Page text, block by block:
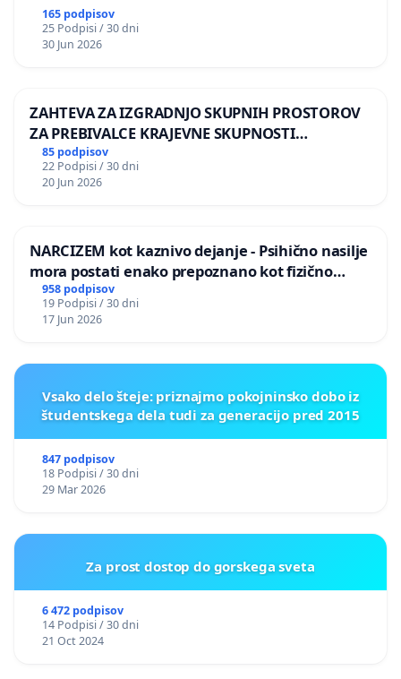
165 podpisov
25 Podpisi / 30 dni
30 Jun 2026
ZAHTEVA ZA IZGRADNJO SKUPNIH PROSTOROV
ZA PREBIVALCE KRAJEVNE SKUPNOSTI
PRESTRANEK
85 podpisov
22 Podpisi / 30 dni
20 Jun 2026
NARCIZEM kot kaznivo dejanje - Psihično nasilje
mora postati enako prepoznano kot fizično
nasilje
958 podpisov
19 Podpisi / 30 dni
17 Jun 2026
Vsako delo šteje: priznajmo pokojninsko dobo iz
študentskega dela tudi za generacijo pred 2015
847 podpisov
18 Podpisi / 30 dni
29 Mar 2026
Za prost dostop do gorskega sveta
6 472 podpisov
14 Podpisi / 30 dni
21 Oct 2024